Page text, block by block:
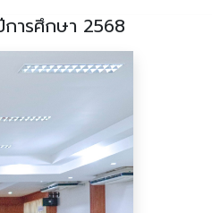
การศึกษา 2568